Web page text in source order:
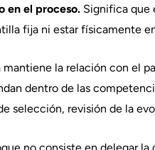
en el proceso.Significa que
fija ni estar físicamente
mantiene la relación con el
dentro de las
selección, revisión de la